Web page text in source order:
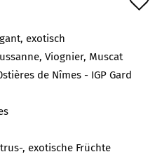
exotisch
Viognier, Muscat
de Nîmes - IGP Gard
, exotische Früchte